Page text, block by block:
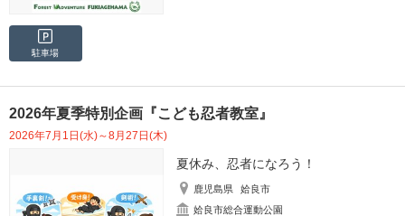
駐車場
2026年夏季特別企画『こども忍者教室』
2026年7月1日(水)～8月27日(木)
夏休み、忍者になろう！
鹿児島県
姶良市
姶良市総合運動公園